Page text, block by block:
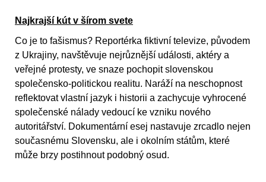
Najkrajší kút v šírom svete
Co je to fašismus? Reportérka fiktivní televize, původem
z Ukrajiny, navštěvuje nejrůznější události, aktéry a
veřejné protesty, ve snaze pochopit slovenskou
společensko-politickou realitu. Naráží na neschopnost
reflektovat vlastní jazyk i historii a zachycuje vyhrocené
společenské nálady vedoucí ke vzniku nového
autoritářství. Dokumentární esej nastavuje zrcadlo nejen
současnému Slovensku, ale i okolním státům, které
může brzy postihnout podobný osud.